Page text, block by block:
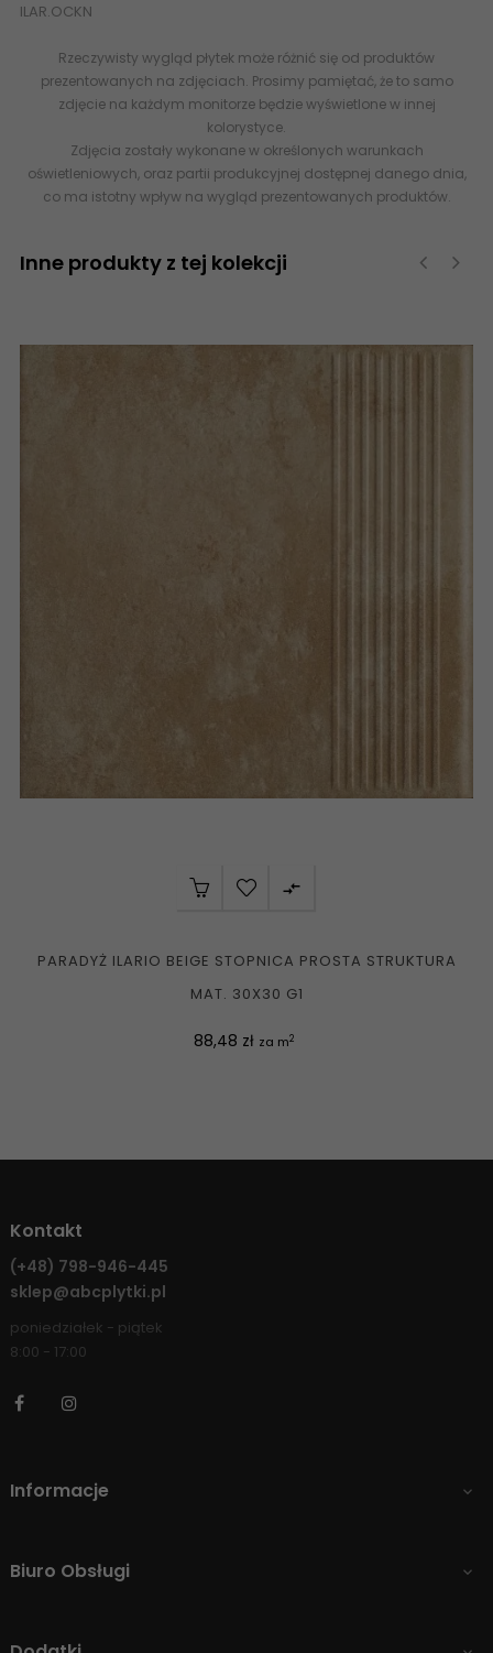
ILAR.OCKN
Rzeczywisty wygląd płytek może różnić się od produktów
prezentowanych na zdjęciach. Prosimy pamiętać, że to samo
zdjęcie na każdym monitorze będzie wyświetlone w innej
kolorystyce.
Zdjęcia zostały wykonane w określonych warunkach
oświetleniowych, oraz partii produkcyjnej dostępnej danego dnia,
co ma istotny wpływ na wygląd prezentowanych produktów.
Inne produkty z tej kolekcji

PARADYŻ ILARIO BEIGE STOPNICA PROSTA STRUKTURA
MAT. 30X30 G1
Cena
88,48 zł za m2
Kontakt
(+48) 798-946-445
sklep@abcplytki.pl
poniedziałek - piątek
8:00 - 17:00
Facebook
Informacje 
Biuro Obsługi 